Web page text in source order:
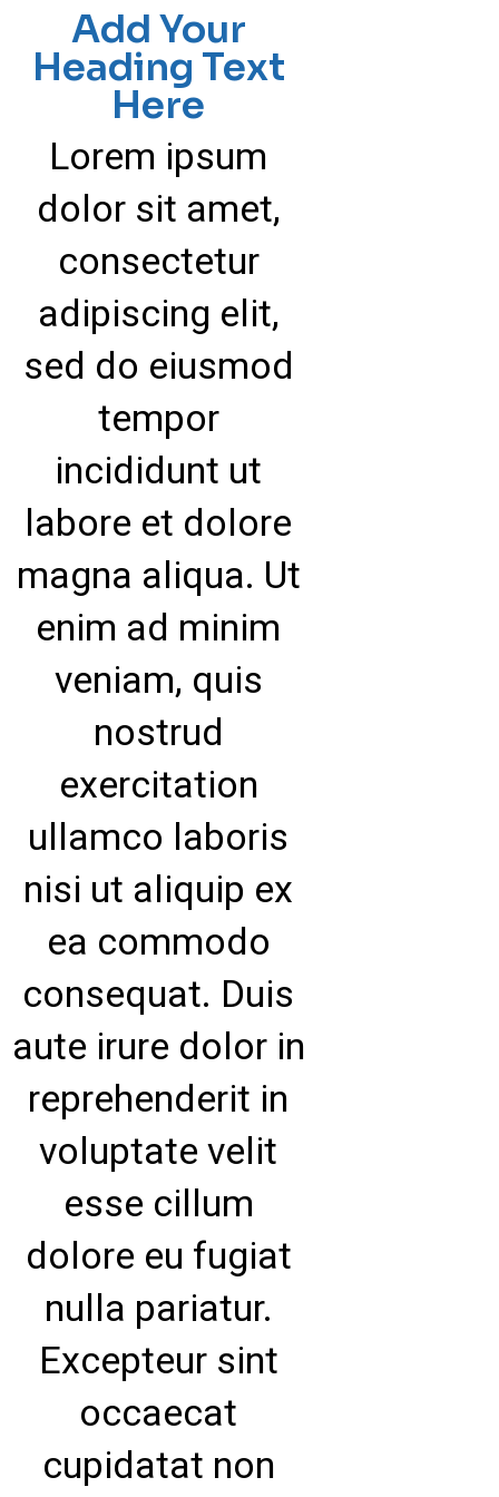
Add Your
Heading Text
Here
Lorem ipsum
dolor sit amet,
consectetur
adipiscing elit,
sed do eiusmod
tempor
incididunt ut
labore et dolore
magna aliqua. Ut
enim ad minim
veniam, quis
nostrud
exercitation
ullamco laboris
nisi ut aliquip ex
ea commodo
consequat. Duis
aute irure dolor in
reprehenderit in
voluptate velit
esse cillum
dolore eu fugiat
nulla pariatur.
Excepteur sint
occaecat
cupidatat non